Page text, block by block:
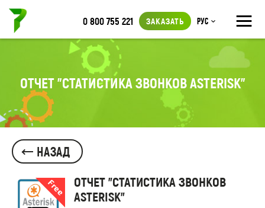
≡
0 800 755 221 ЗАКАЗАТЬ Рус
ОТЧЕТ "СТАТИСТИКА ЗВОНКОВ ASTERISK"
НАЗАД
ОТЧЕТ "СТАТИСТИКА ЗВОНКОВ
ASTERISK"